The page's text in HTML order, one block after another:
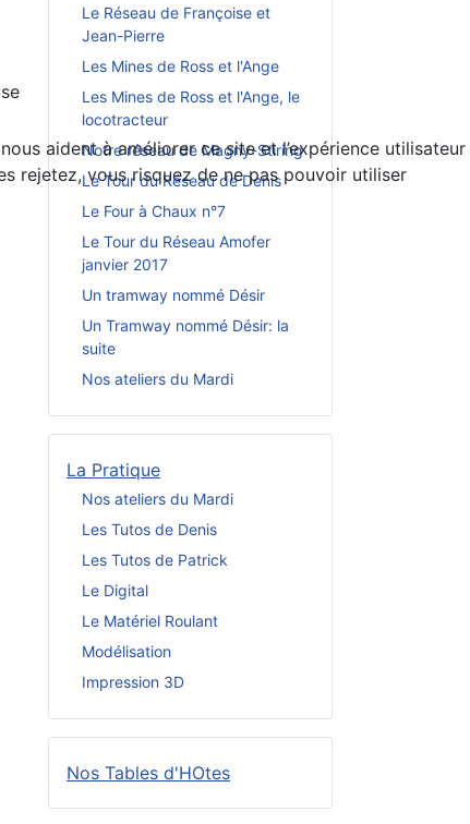
Le Réseau de Françoise et
Jean-Pierre
Les Mines de Ross et l'Ange
Les Mines de Ross et l'Ange, le
locotracteur
Notre réseau de Magny-Stiring
Le Tour du Réseau de Denis
Le Four à Chaux n°7
Le Tour du Réseau Amofer
janvier 2017
Un tramway nommé Désir
Un Tramway nommé Désir: la
suite
Nos ateliers du Mardi
La Pratique
Nos ateliers du Mardi
Les Tutos de Denis
Les Tutos de Patrick
Le Digital
Le Matériel Roulant
Modélisation
Impression 3D
Nos Tables d'HOtes
aident à améliorer ce site et l’expérience utilisateur
rejetez, vous risquez de ne pas pouvoir utiliser